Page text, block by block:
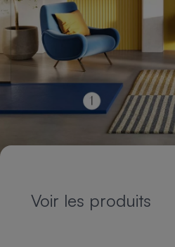
Voir les produits